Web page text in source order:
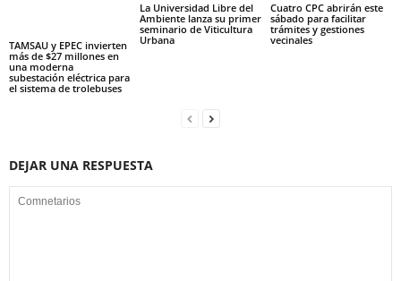
TAMSAU y EPEC invierten
más de $27 millones en
una moderna
subestación eléctrica para
el sistema de trolebuses
La Universidad Libre del
Ambiente lanza su primer
seminario de Viticultura
Urbana
Cuatro CPC abrirán este
sábado para facilitar
trámites y gestiones
vecinales
DEJAR UNA RESPUESTA